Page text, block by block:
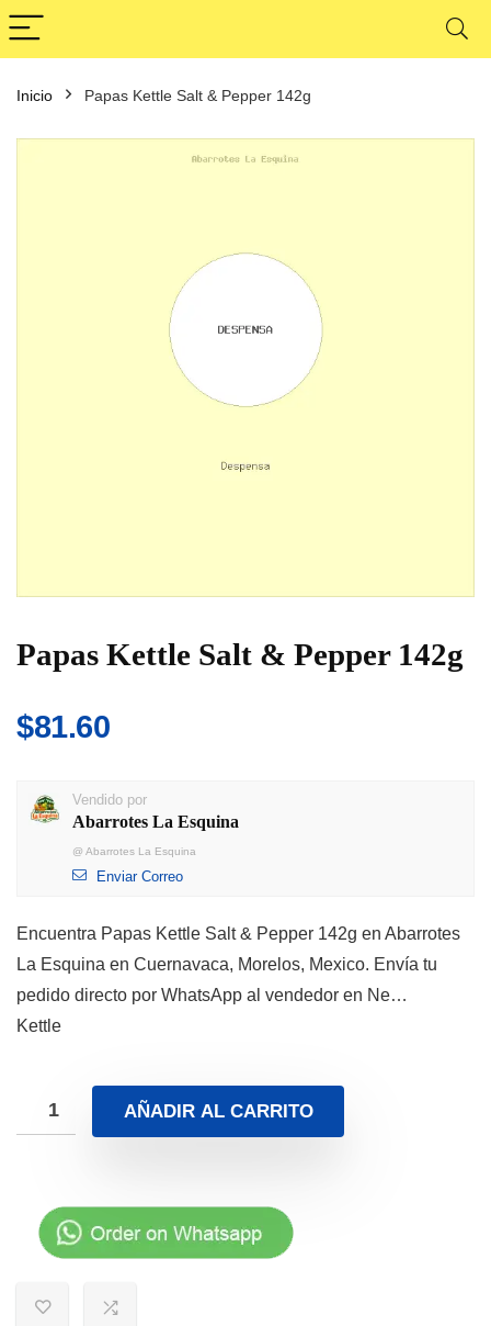
Inicio Papas Kettle Salt & Pepper 142g
Papas Kettle Salt & Pepper 142g
$81.60
Vendido por
Abarrotes La Esquina
@ Abarrotes La Esquina
Enviar Correo
Encuentra Papas Kettle Salt & Pepper 142g en Abarrotes
La Esquina en Cuernavaca, Morelos, Mexico. Envía tu
pedido directo por WhatsApp al vendedor en Ne…
Kettle
AÑADIR AL CARRITO